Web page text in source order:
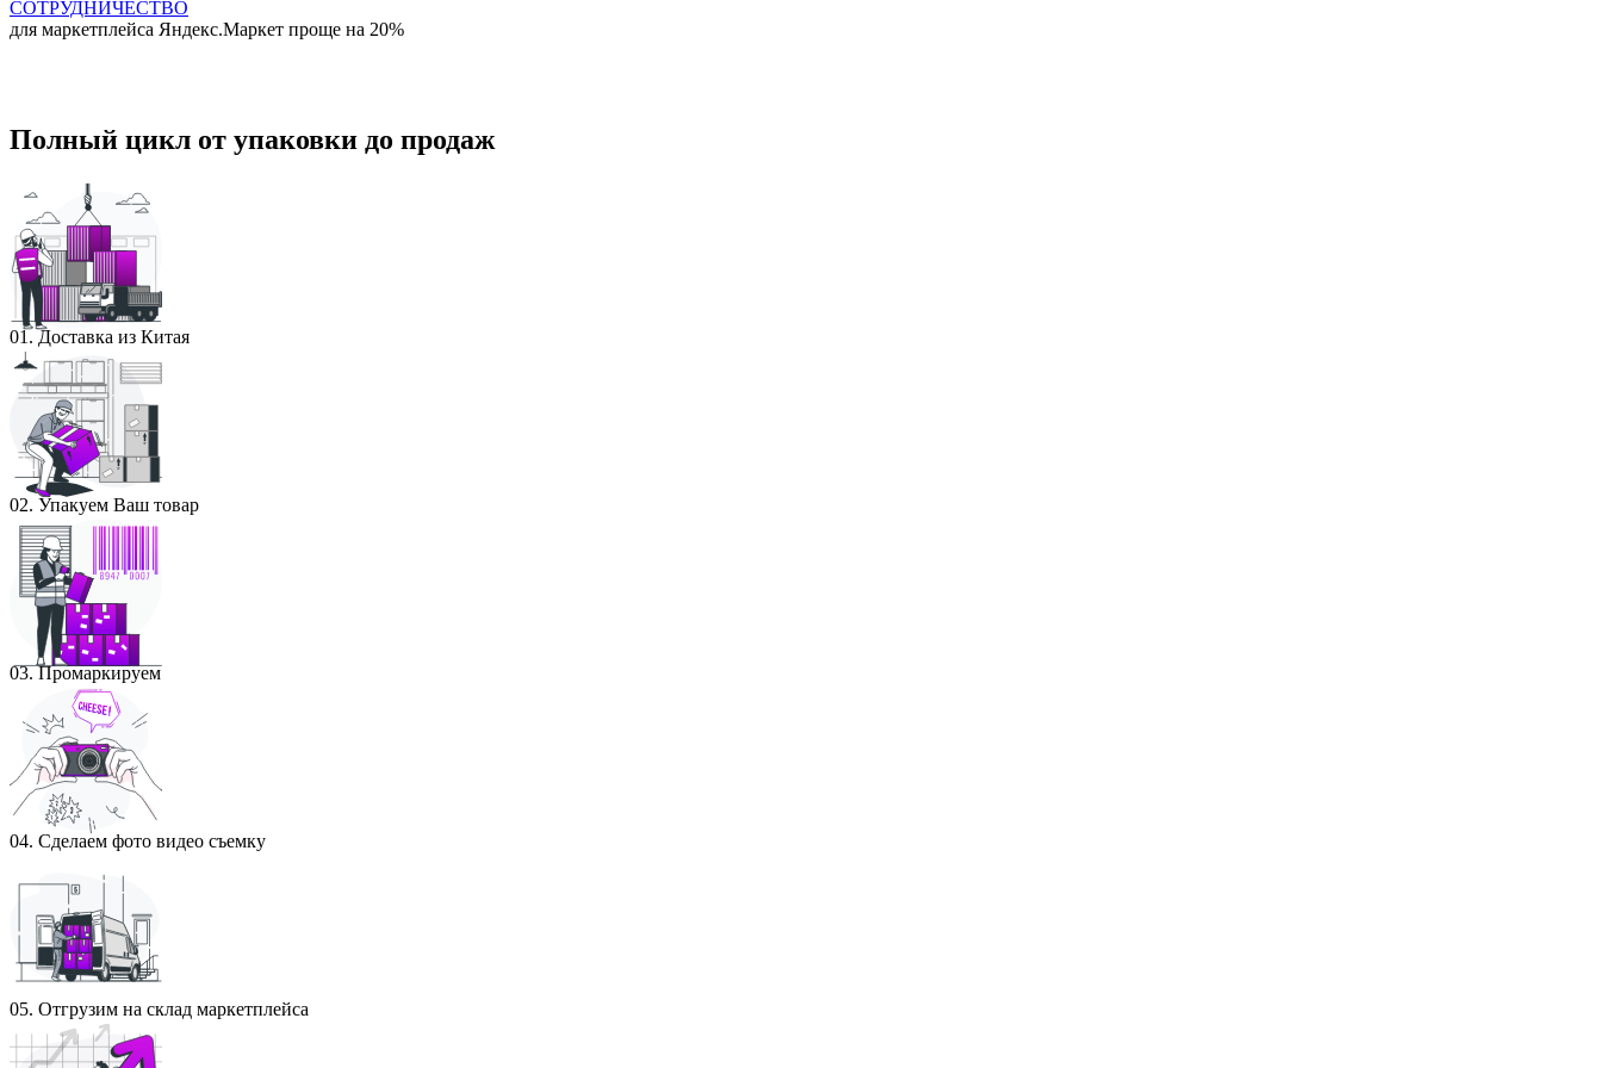
СОТРУДНИЧЕСТВО
для маркетплейса Яндекс.Маркет проще на 20%
Полный цикл от упаковки до продаж
01. Доставка из Китая
02. Упакуем Ваш товар
03. Промаркируем
04. Сделаем фото видео съемку
05. Отгрузим на склад маркетплейса